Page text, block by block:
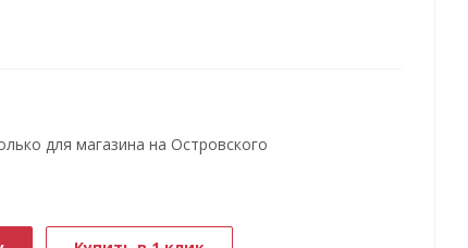
для магазина на Островского